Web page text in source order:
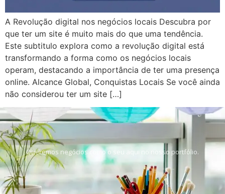
A Revolução digital nos negócios locais Descubra por
que ter um site é muito mais do que uma tendência.
Este subtitulo explora como a revolução digital está
transformando a forma como os negócios locais
operam, destacando a importância de ter uma presença
online. Alcance Global, Conquistas Locais Se você ainda
não considerou ter um site […]
Queremos negócios como o seu aqui no nosso portfólio.